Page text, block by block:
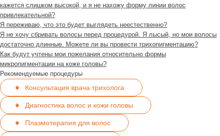
кажется слишком высокой, и я не нахожу форму линии волос
привлекательной?
Я переживаю, что это будет выглядеть неестественно?
Я не хочу сбривать волосы перед процедурой. Я лысый, но мои волосы
достаточно длинные. Можете ли вы провести трихопигментацию?
Как будут учтены мои пожелания относительно формы
микропигментации на коже головы?
Рекомендуемые процедуры
Консультация врача трихолога
Диагностика волос и кожи головы
Плазмотерапия для волос